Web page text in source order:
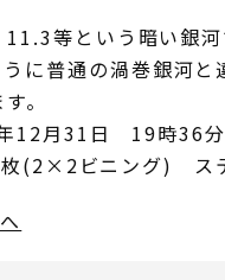
等という暗い銀
に普通の渦巻銀河
。
年12月31日 19時
(2×2ビニング) ス